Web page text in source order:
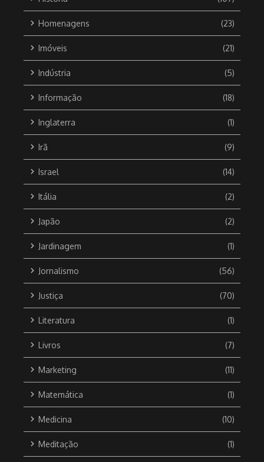
Homenagens (23)
Imóveis (21)
Indústria (5)
Informação (18)
Inglaterra (1)
Irã (9)
Israel (14)
Itália (2)
Japão (2)
Jardinagem (1)
Jornalismo (56)
Justiça (70)
Literatura (1)
Livros (7)
Marketing (11)
Matemática (1)
Medicina (10)
Meditação (1)